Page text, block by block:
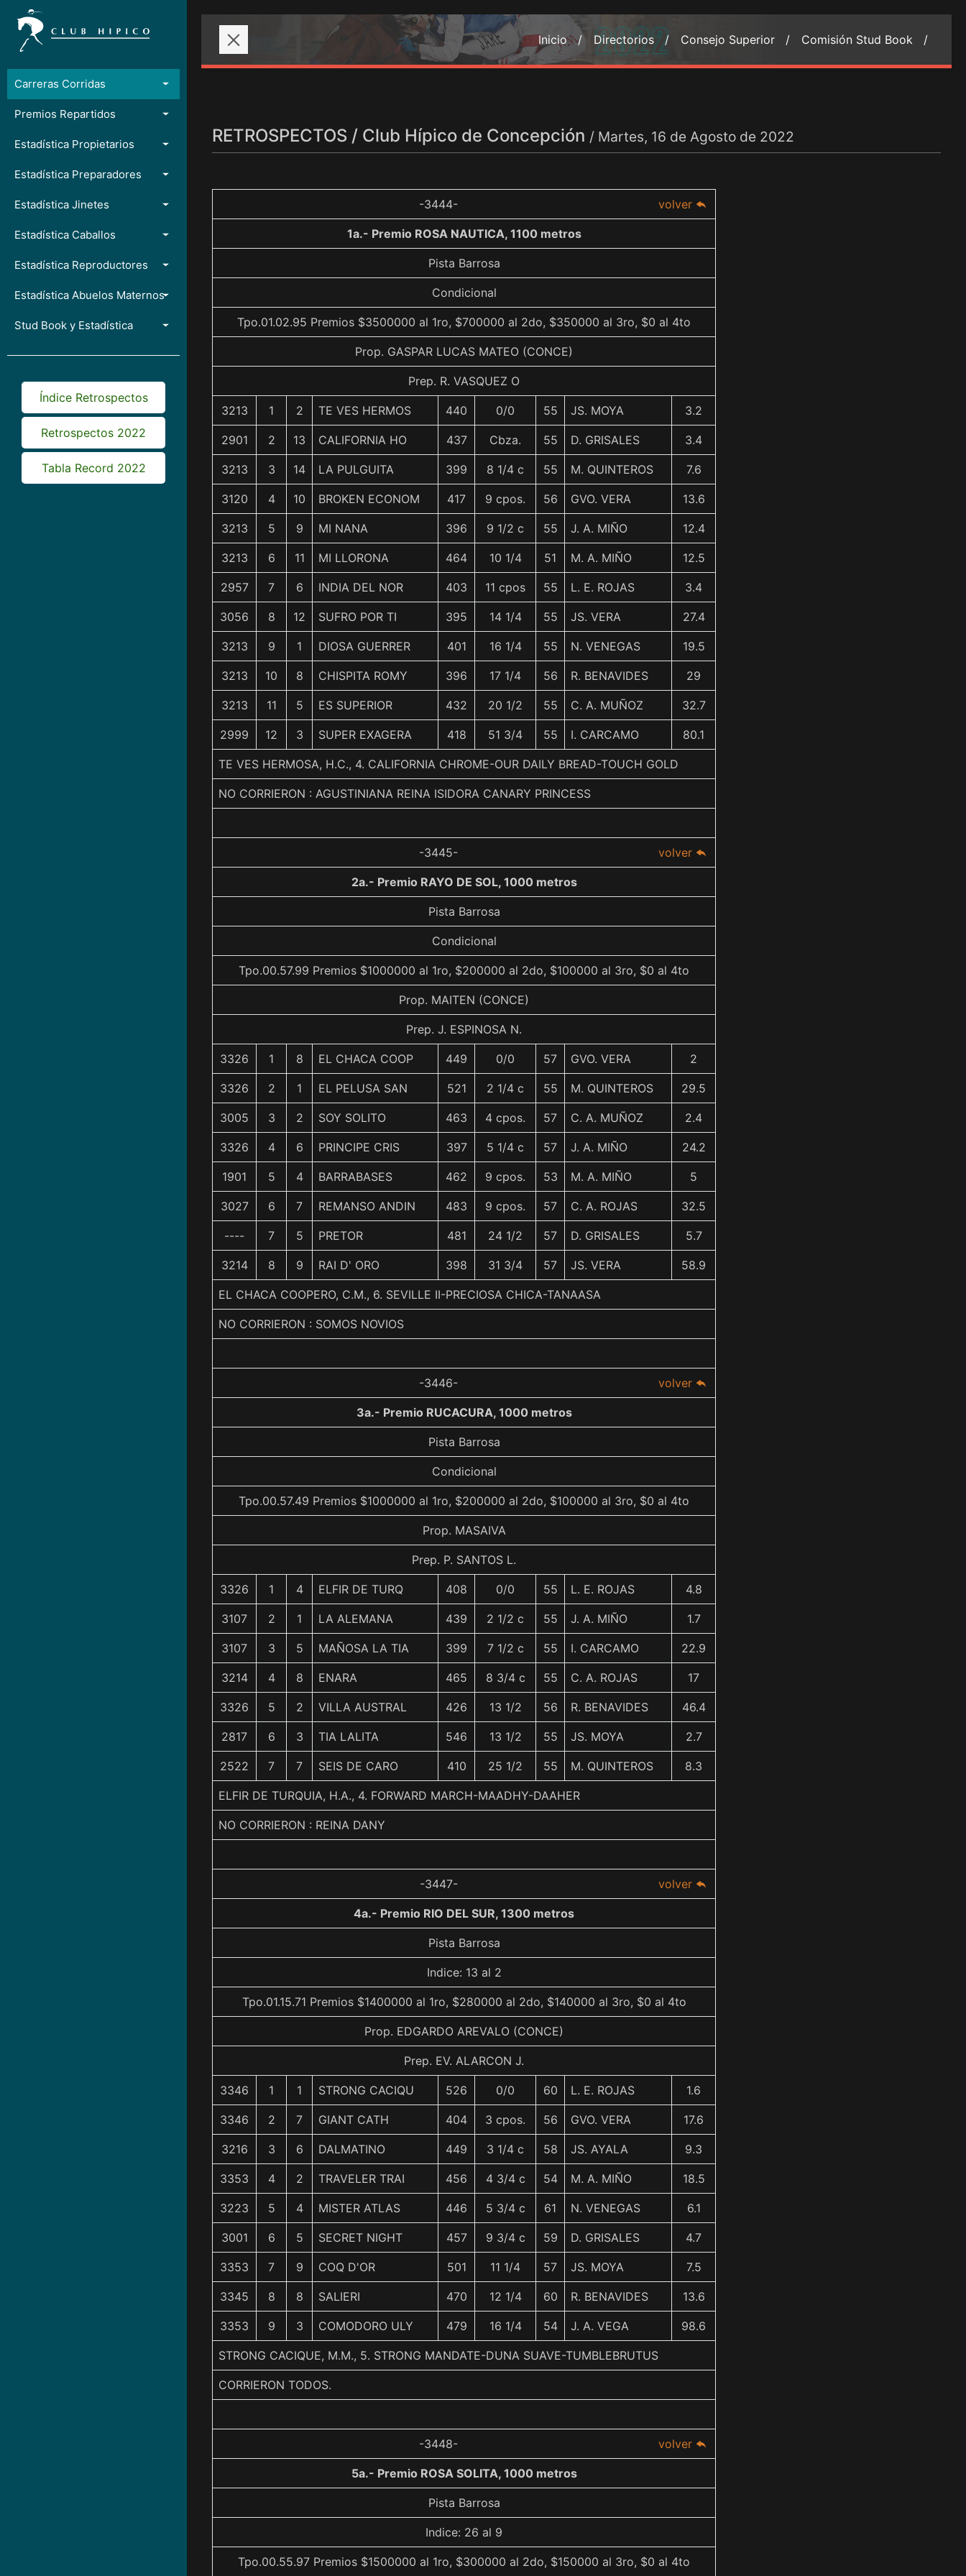
Carreras Corridas
Premios Repartidos
Estadística Propietarios
Estadística Preparadores
Estadística Jinetes
Estadística Caballos
Estadística Reproductores
Estadística Abuelos Maternos
Stud Book y Estadística
Índice Retrospectos
Retrospectos 2022
Tabla Record 2022
Inicio / Directorios / Consejo Superior / Comisión Stud Book /
RETROSPECTOS / Club Hípico de Concepción / Martes, 16 de Agosto de 2022
-3444- volver
1a.- Premio ROSA NAUTICA, 1100 metros
Pista Barrosa
Condicional
Tpo.01.02.95 Premios $3500000 al 1ro, $700000 al 2do, $350000 al 3ro, $0 al 4to
Prop. GASPAR LUCAS MATEO (CONCE)
Prep. R. VASQUEZ O
3213 1 2 TE VES HERMOS 440 0/0 55 JS. MOYA 3.2
2901 2 13 CALIFORNIA HO 437 Cbza. 55 D. GRISALES 3.4
3213 3 14 LA PULGUITA 399 8 1/4 c 55 M. QUINTEROS 7.6
3120 4 10 BROKEN ECONOM 417 9 cpos. 56 GVO. VERA 13.6
3213 5 9 MI NANA 396 9 1/2 c 55 J. A. MIÑO 12.4
3213 6 11 MI LLORONA 464 10 1/4 51 M. A. MIÑO 12.5
2957 7 6 INDIA DEL NOR 403 11 cpos 55 L. E. ROJAS 3.4
3056 8 12 SUFRO POR TI 395 14 1/4 55 JS. VERA 27.4
3213 9 1 DIOSA GUERRER 401 16 1/4 55 N. VENEGAS 19.5
3213 10 8 CHISPITA ROMY 396 17 1/4 56 R. BENAVIDES 29
3213 11 5 ES SUPERIOR 432 20 1/2 55 C. A. MUÑOZ 32.7
2999 12 3 SUPER EXAGERA 418 51 3/4 55 I. CARCAMO 80.1
TE VES HERMOSA, H.C., 4. CALIFORNIA CHROME-OUR DAILY BREAD-TOUCH GOLD
NO CORRIERON : AGUSTINIANA REINA ISIDORA CANARY PRINCESS
-3445- volver
2a.- Premio RAYO DE SOL, 1000 metros
Pista Barrosa
Condicional
Tpo.00.57.99 Premios $1000000 al 1ro, $200000 al 2do, $100000 al 3ro, $0 al 4to
Prop. MAITEN (CONCE)
Prep. J. ESPINOSA N.
3326 1 8 EL CHACA COOP 449 0/0 57 GVO. VERA 2
3326 2 1 EL PELUSA SAN 521 2 1/4 c 55 M. QUINTEROS 29.5
3005 3 2 SOY SOLITO 463 4 cpos. 57 C. A. MUÑOZ 2.4
3326 4 6 PRINCIPE CRIS 397 5 1/4 c 57 J. A. MIÑO 24.2
1901 5 4 BARRABASES 462 9 cpos. 53 M. A. MIÑO 5
3027 6 7 REMANSO ANDIN 483 9 cpos. 57 C. A. ROJAS 32.5
---- 7 5 PRETOR 481 24 1/2 57 D. GRISALES 5.7
3214 8 9 RAI D' ORO 398 31 3/4 57 JS. VERA 58.9
EL CHACA COOPERO, C.M., 6. SEVILLE II-PRECIOSA CHICA-TANAASA
NO CORRIERON : SOMOS NOVIOS
-3446- volver
3a.- Premio RUCACURA, 1000 metros
Pista Barrosa
Condicional
Tpo.00.57.49 Premios $1000000 al 1ro, $200000 al 2do, $100000 al 3ro, $0 al 4to
Prop. MASAIVA
Prep. P. SANTOS L.
3326 1 4 ELFIR DE TURQ 408 0/0 55 L. E. ROJAS 4.8
3107 2 1 LA ALEMANA 439 2 1/2 c 55 J. A. MIÑO 1.7
3107 3 5 MAÑOSA LA TIA 399 7 1/2 c 55 I. CARCAMO 22.9
3214 4 8 ENARA 465 8 3/4 c 55 C. A. ROJAS 17
3326 5 2 VILLA AUSTRAL 426 13 1/2 56 R. BENAVIDES 46.4
2817 6 3 TIA LALITA 546 13 1/2 55 JS. MOYA 2.7
2522 7 7 SEIS DE CARO 410 25 1/2 55 M. QUINTEROS 8.3
ELFIR DE TURQUIA, H.A., 4. FORWARD MARCH-MAADHY-DAAHER
NO CORRIERON : REINA DANY
-3447- volver
4a.- Premio RIO DEL SUR, 1300 metros
Pista Barrosa
Indice: 13 al 2
Tpo.01.15.71 Premios $1400000 al 1ro, $280000 al 2do, $140000 al 3ro, $0 al 4to
Prop. EDGARDO AREVALO (CONCE)
Prep. EV. ALARCON J.
3346 1 1 STRONG CACIQU 526 0/0 60 L. E. ROJAS 1.6
3346 2 7 GIANT CATH 404 3 cpos. 56 GVO. VERA 17.6
3216 3 6 DALMATINO 449 3 1/4 c 58 JS. AYALA 9.3
3353 4 2 TRAVELER TRAI 456 4 3/4 c 54 M. A. MIÑO 18.5
3223 5 4 MISTER ATLAS 446 5 3/4 c 61 N. VENEGAS 6.1
3001 6 5 SECRET NIGHT 457 9 3/4 c 59 D. GRISALES 4.7
3353 7 9 COQ D'OR 501 11 1/4 57 JS. MOYA 7.5
3345 8 8 SALIERI 470 12 1/4 60 R. BENAVIDES 13.6
3353 9 3 COMODORO ULY 479 16 1/4 54 J. A. VEGA 98.6
STRONG CACIQUE, M.M., 5. STRONG MANDATE-DUNA SUAVE-TUMBLEBRUTUS
CORRIERON TODOS.
-3448- volver
5a.- Premio ROSA SOLITA, 1000 metros
Pista Barrosa
Indice: 26 al 9
Tpo.00.55.97 Premios $1500000 al 1ro, $300000 al 2do, $150000 al 3ro, $0 al 4to